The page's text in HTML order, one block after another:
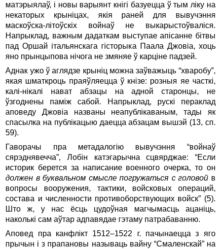
матэрыялаў, і новы варыянт кнігі базуецца ў тым ліку на
некаторых крыніцах, якія раней для вывучэння
маскоўска-літоўскіх войнаў не выкарыстоўваліся.
Напрыклад, важным дадаткам выступае апісанне бітвы
пад Оршай італьянскага гісторыка Паала Джовіа, хоць
яно прынцыпова нічога не змяняе ў карціне падзей.
Аднак ужо ў аглядзе крыніц можна заўважыць “хваробу”,
якая шматкроць праяўляецца ў кнізе: розныя яе часткі,
калі-нікалі нават абзацы на адной старонцы, не
ўзгоднены паміж сабой. Напрыклад, рускі пераклад
аповеду Джовіа названы неапублікаваным, тады як
спасылка на публікацыю даецца абзацам вышэй (13, сп.
59).
Гаворачы пра метадалогію вывучэння “войнаў
сярэднявечча”, Лобін катэгарычна сцвярджае: “Если
историк берется за написание военного очерка, то он
должен в буквальном смысле погружаться с головой в
вопросы вооружения, тактики, войсковых операций,
состава и численности противоборствующих войск” (5).
Што ж, у нас ёсць цудоўная магчымасць ацаніць,
наколькі сам аўтар адпавядае гэтаму патрабаванню.
Аповед пра канфлікт 1512–1522 г. пачынаецца з яго
прычын і з прапановы называць вайну “Смаленскай” на